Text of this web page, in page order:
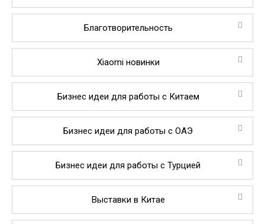
Благотворительность
Xiaomi новинки
Бизнес идеи для работы с Китаем
Бизнес идеи для работы с ОАЭ
Бизнес идеи для работы с Турцией
Выставки в Китае